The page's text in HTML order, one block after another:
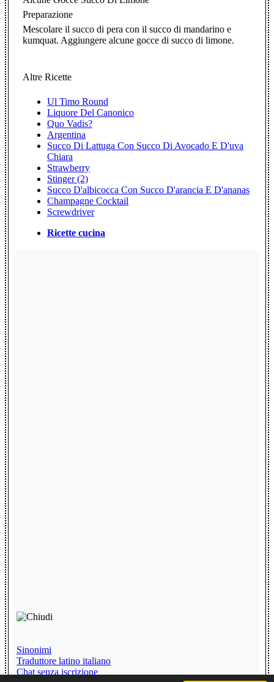
Preparazione
Mescolare il succo di pera con il succo di mandarino e
kumquat. Aggiungere alcune gocce di succo di limone.
Altre Ricette
Ul Timo Round
Liquore Del Canonico
Quo Vadis?
Argentina
Succo Di Lattuga Con Succo Di Avocado E D'uva
Chiara
Strawberry
Stinger (2)
Succo D'albicocca Con Succo D'arancia E D'ananas
Champagne Cocktail
Screwdriver
Ricette cucina
Sinonimi
Traduttore latino italiano
Chat senza iscrizione